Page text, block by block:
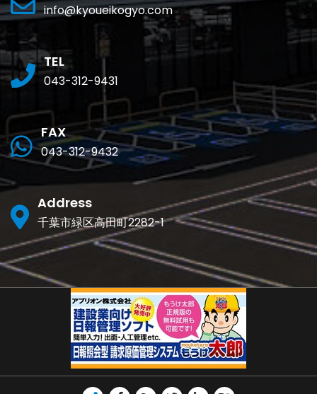
info@kyoueikogyo.com
TEL
043-312-9431
FAX
043-312-9432
Address
千葉市緑区高田町2282-1